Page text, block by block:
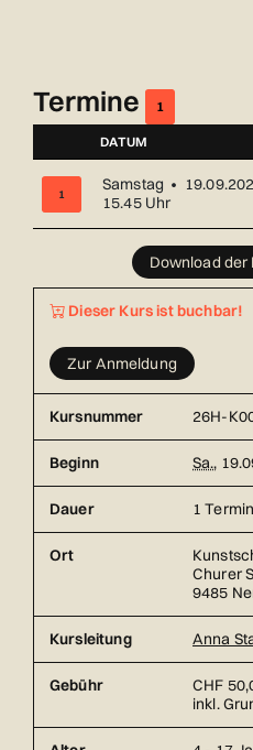
Termine 1
NUMMERDATUM
1
Samstag •
15.45 Uhr
Download
Dieser Kurs ist buchbar!
Zur Anmeldung
Kursnummer 26H-
Beginn Sa.,
Dauer 1 Termin
Ort
Churer
9485
Kursleitung Anna
Gebühr
CHF
inkl.